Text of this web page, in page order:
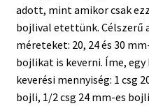
adott, mint amikor csak
bojlival etettünk. Célszerű
méreteket: 20, 24 és 30
bojlikat is keverni. Íme, egy
keverési mennyiség: 1 csg
bojli, 1/2 csg 24 mm-es